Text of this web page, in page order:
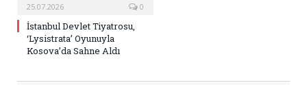
25.07.2026 0
İstanbul Devlet Tiyatrosu,
‘Lysistrata’ Oyunuyla
Kosova’da Sahne Aldı